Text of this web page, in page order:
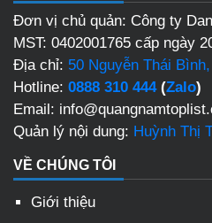
Đơn vị chủ quản: Công ty
MST: 0402001765 cấp ngày
Địa chỉ: 50 Nguyễn Thái
Hotline: 0888 310 444(Zalo)
Email:
Quản lý nội dung: Huỳnh Thị
VỀ CHÚNG TÔI
Giới thiệu